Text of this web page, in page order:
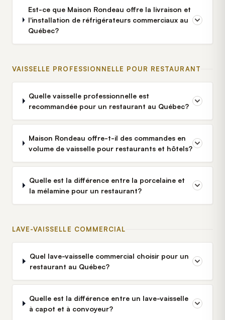
Est-ce que Maison Rondeau offre la livraison et
l'installation de réfrigérateurs commerciaux au
Québec?
VAISSELLE PROFESSIONNELLE POUR RESTAURANT
Quelle vaisselle professionnelle est
recommandée pour un restaurant au Québec?
Maison Rondeau offre-t-il des commandes en
volume de vaisselle pour restaurants et hôtels?
Quelle est la différence entre la porcelaine et
la mélamine pour un restaurant?
LAVE-VAISSELLE COMMERCIAL
Quel lave-vaisselle commercial choisir pour un
restaurant au Québec?
Quelle est la différence entre un lave-vaisselle
à capot et à convoyeur?